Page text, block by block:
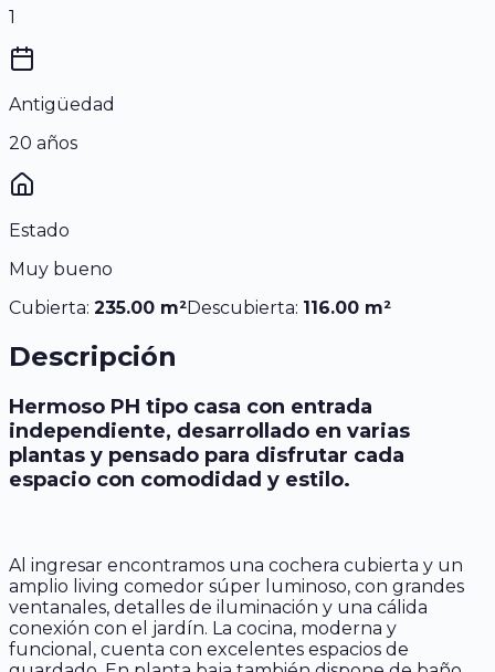
1
Antigüedad
20 años
Estado
Muy bueno
Cubierta: 235.00 m²Descubierta: 116.00 m²
Descripción
Hermoso PH tipo casa con entrada
independiente, desarrollado en varias
plantas y pensado para disfrutar cada
espacio con comodidad y estilo.
Al ingresar encontramos una cochera cubierta y un
amplio living comedor súper luminoso, con grandes
ventanales, detalles de iluminación y una cálida
conexión con el jardín. La cocina, moderna y
funcional, cuenta con excelentes espacios de